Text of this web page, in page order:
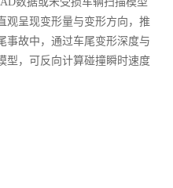
观呈现变形量与变形方向，推
事故中，通过车尾变形深度与
型，可反向计算碰撞瞬时速度